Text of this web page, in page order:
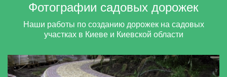
Фотографии садовых дорожек
Наши работы по созданию дорожек на садовых
участках в Киеве и Киевской области